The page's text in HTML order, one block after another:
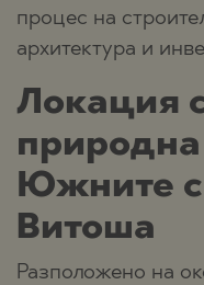
процес на
архитектура и
Локация
природна
Южните
Витоша
Разположено на